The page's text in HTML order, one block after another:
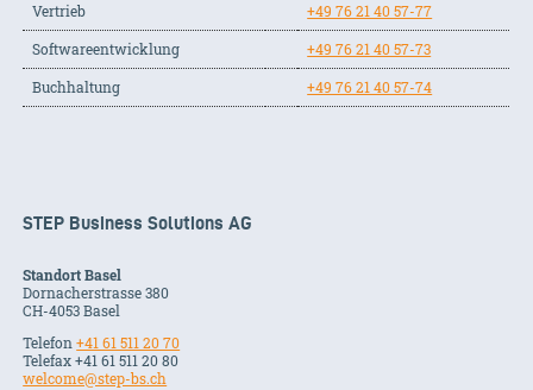
Vertrieb
+49 76 21 40 57-77
Softwareentwicklung
+49 76 21 40 57-73
Buchhaltung
+49 76 21 40 57-74
STEP Business Solutions AG
Standort Basel
Dornacherstrasse 380
CH-4053Basel
Telefon+41 61 511 20 70
Telefax +41 61 511 20 80
welcome@step-bs.ch